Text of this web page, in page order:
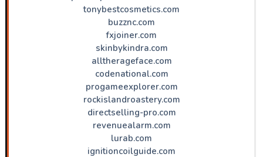
tonybestcosmetics.com
buzznc.com
fxjoiner.com
skinbykindra.com
alltherageface.com
codenational.com
progameexplorer.com
rockislandroastery.com
directselling-pro.com
revenuealarm.com
lurab.com
ignitioncoilguide.com